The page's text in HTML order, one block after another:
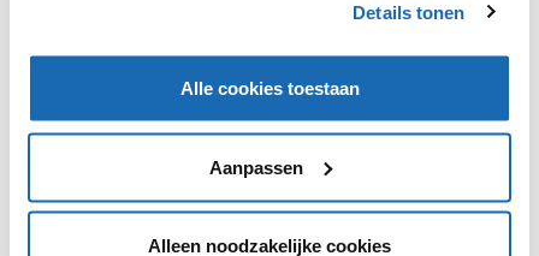
Details tonen
Alle cookies toestaan
Aanpassen
Alleen noodzakelijke cookies
VIND IK LEUK VIND IK LEUK
DEEL DIT IN JOUW NETWERK